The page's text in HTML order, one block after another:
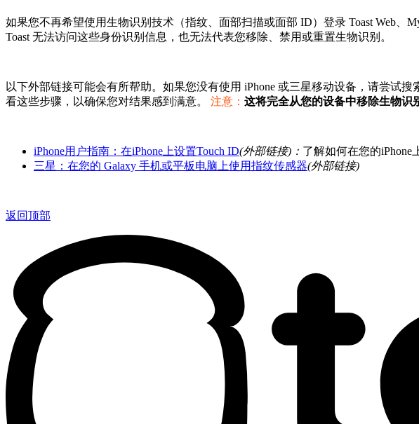
如果您不再希望使用生物识别技术（指纹、面部扫描或面部 ID）登录 Toast Web、
Toast 无法访问这些身份识别信息，也无法代表您移除、禁用或重置生物识别。
以下外部链接可能会有所帮助。如果您没有使用 iPhone 或三星移动设备，请尝试
看这些步骤，以确保您对结果感到满意。 注意： 这将完全从您的设备中移除生物识
iPhone用户指南：在iPhone上设置Touch ID(外部链接)： 了解如何在您的iPhone
三星：在您的 Galaxy 手机或平板电脑上使用指纹传感器(外部链接)
返回顶部